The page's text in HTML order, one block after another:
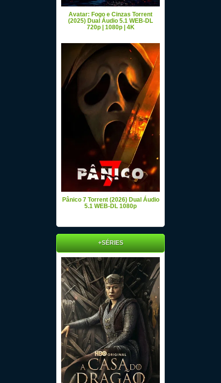
Avatar: Fogo e Cinzas Torrent
(2025) Dual Áudio 5.1 WEB-DL
720p | 1080p | 4K
Pânico 7 Torrent (2026) Dual Áudio
5.1 WEB-DL 1080p
+SÉRIES